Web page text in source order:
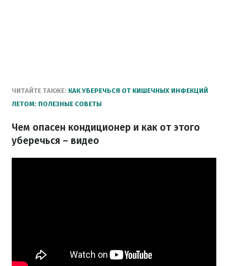
ЧИТАЙТЕ ТАКЖЕ: КАК УБЕРЕЧЬСЯ ОТ КИШЕЧНЫХ ИНФЕКЦИЙ
ЛЕТОМ: ПОЛЕЗНЫЕ СОВЕТЫ
Чем опасен кондиционер и как от этого
уберечься – видео